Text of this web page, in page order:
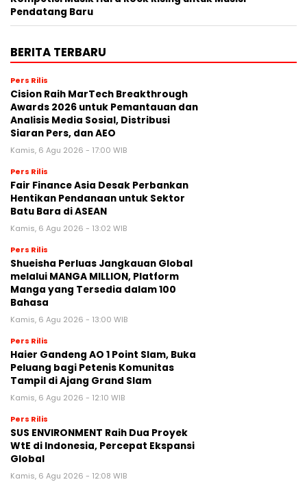
Pendatang Baru
BERITA TERBARU
Pers Rilis
Cision Raih MarTech Breakthrough
Awards 2026 untuk Pemantauan dan
Analisis Media Sosial, Distribusi
Siaran Pers, dan AEO
Kamis, 6 Agu 2026 - 17:00 WIB
Pers Rilis
Fair Finance Asia Desak Perbankan
Hentikan Pendanaan untuk Sektor
Batu Bara di ASEAN
Kamis, 6 Agu 2026 - 13:02 WIB
Pers Rilis
Shueisha Perluas Jangkauan Global
melalui MANGA MILLION, Platform
Manga yang Tersedia dalam 100
Bahasa
Kamis, 6 Agu 2026 - 13:00 WIB
Pers Rilis
Haier Gandeng AO 1 Point Slam, Buka
Peluang bagi Petenis Komunitas
Tampil di Ajang Grand Slam
Kamis, 6 Agu 2026 - 12:10 WIB
Pers Rilis
SUS ENVIRONMENT Raih Dua Proyek
WtE di Indonesia, Percepat Ekspansi
Global
Kamis, 6 Agu 2026 - 12:08 WIB